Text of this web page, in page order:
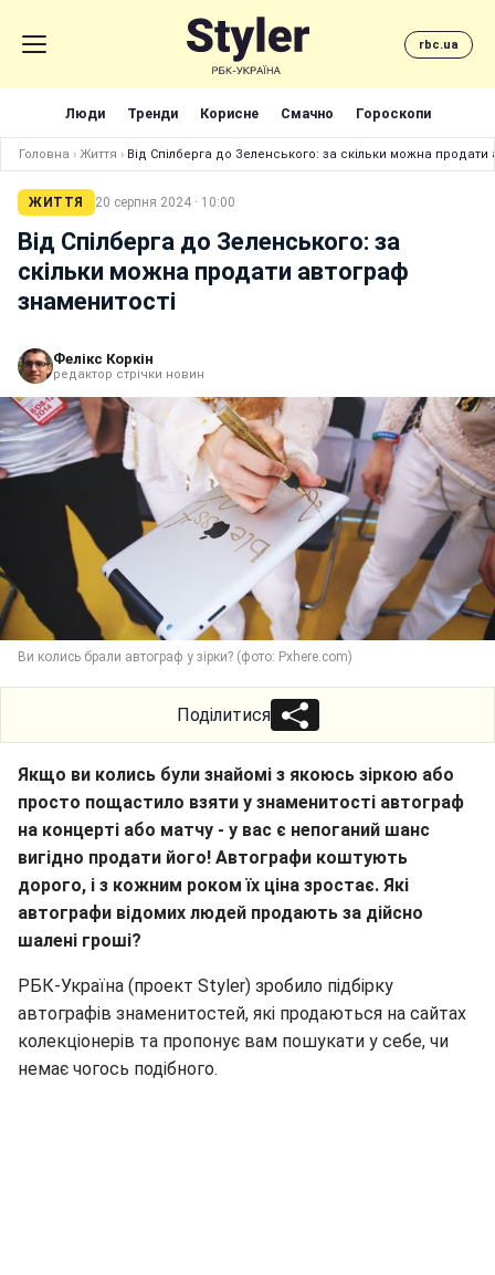
rbc.ua
Люди Тренди Корисне Смачно Гороскопи
Головна › Життя › Від Спілберга до Зеленського: за скільки можна продати
ЖИТТЯ 20 серпня 2024 · 10:00
Від Спілберга до Зеленського: за
скільки можна продати автограф
знаменитості
Фелікс Коркін
редактор стрічки новин
Ви колись брали автограф у зірки? (фото: Pxhere.com)
Поділитися
Якщо ви колись були знайомі з якоюсь зіркою або
просто пощастило взяти у знаменитості автограф
на концерті або матчу - у вас є непоганий шанс
вигідно продати його! Автографи коштують
дорого, і з кожним роком їх ціна зростає. Які
автографи відомих людей продають за дійсно
шалені гроші?
РБК-Україна (проект Styler) зробило підбірку
автографів знаменитостей, які продаються на сайтах
колекціонерів та пропонує вам пошукати у себе, чи
немає чогось подібного.